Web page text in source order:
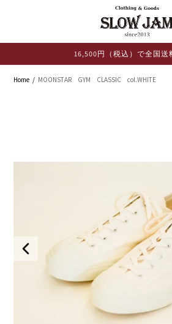
16,500円（税込）で全国送
Home MOONSTAR GYM CLASSIC col.WHITE